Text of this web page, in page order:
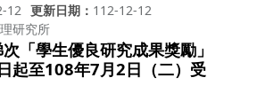
12 更新日期
112-12-12
研究所
「學生優良研究成果獎勵」
起至108年7月2日（二）受